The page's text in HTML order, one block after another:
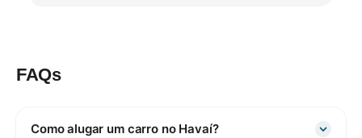
FAQs
Como alugar um carro no Havaí?